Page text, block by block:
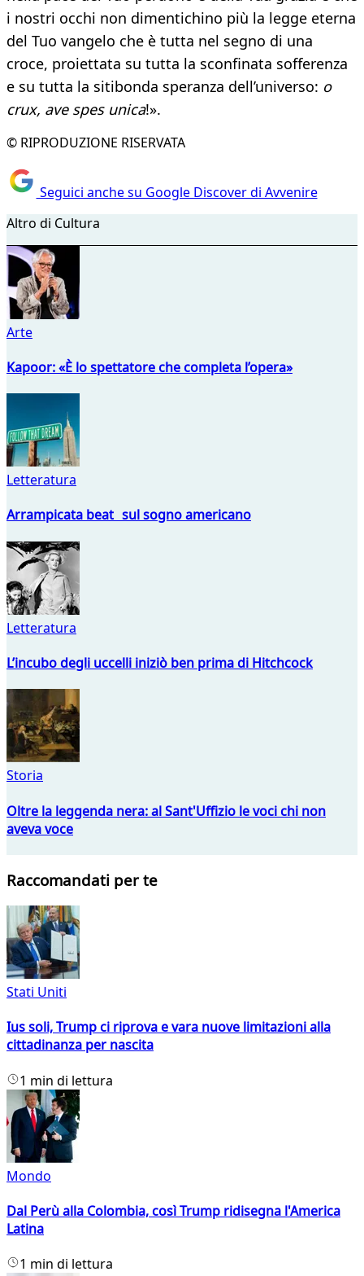
i nostri occhi non dimentichino più la legge eterna
del Tuo vangelo che è tutta nel segno di una
croce, proiettata su tutta la sconfinata sofferenza
e su tutta la sitibonda speranza dell’universo: o
crux, ave spes unica!».
© RIPRODUZIONE RISERVATA
Seguici anche su Google Discover di Avvenire
Altro di Cultura
Arte
Kapoor: «È lo spettatore che completa l’opera»
Letteratura
Arrampicata beat sul sogno americano
Letteratura
L’incubo degli uccelli iniziò ben prima di Hitchcock
Storia
Oltre la leggenda nera: al Sant'Uffizio le voci chi non
aveva voce
Raccomandati per te
Stati Uniti
Ius soli, Trump ci riprova e vara nuove limitazioni alla
cittadinanza per nascita
1 min di lettura
Mondo
Dal Perù alla Colombia, così Trump ridisegna l'America
Latina
1 min di lettura